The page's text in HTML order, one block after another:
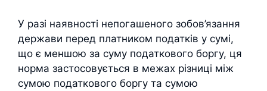
У разі наявності непогашеного зобов’язання
держави перед платником податків у сумі,
що є меншою за суму податкового боргу, ця
норма застосовується в межах різниці між
сумою податкового боргу та сумою